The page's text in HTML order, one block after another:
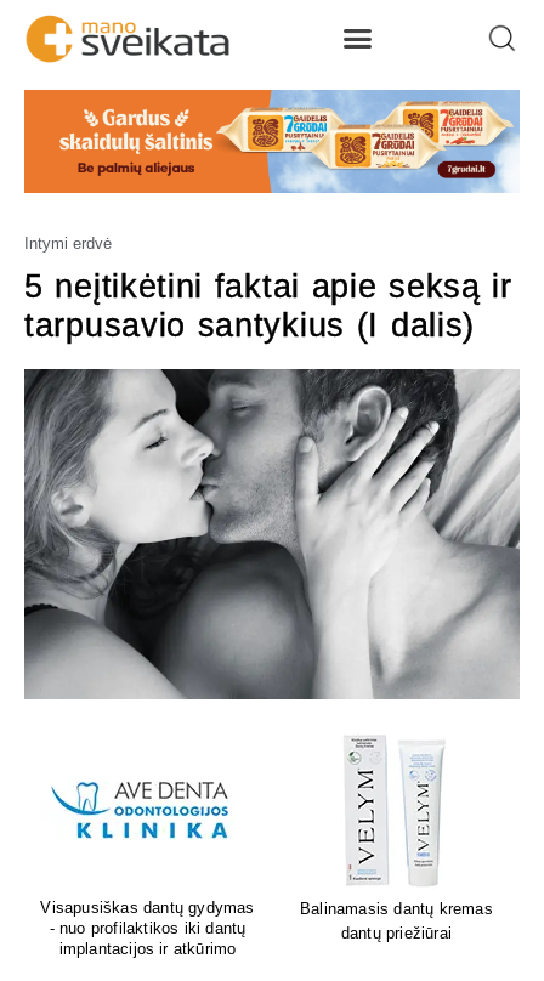
Intymi erdvė
5 neįtikėtini faktai apie seksą ir
tarpusavio santykius (I dalis)
Sėdėk geriau. Jauskis geriau
Lion's mane grybų papildai
smegenų veiklai